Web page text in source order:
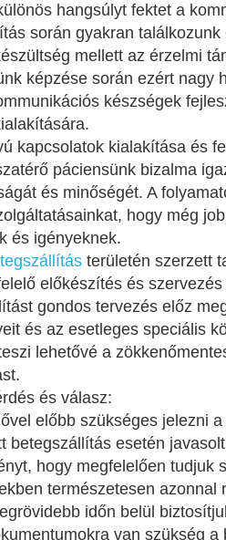
hangsúlyt fektet a
során gyakran
mellett az érzelmi
képzése során ezért nagy
készségek
kapcsolatok kialakítása és
páciensünk bizalma
és minőségét. A
hogy még
és igényeknek.
területén szerzett
előkészítés és
gondos tervezés előz
és az esetleges speciális
lehetővé a
és válasz:
előbb szükséges jelezni
betegszállítás esetén
hogy megfelelően tudjuk
természetesen azonnal
időn belül
van szükség a